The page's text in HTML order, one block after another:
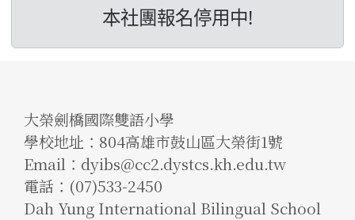
本社團報名停用中!
大榮劍橋國際雙語小學
學校地址：804高雄市鼓山區大榮街1號
Email：dyibs@cc2.dystcs.kh.edu.tw
電話：(07)533-2450
Dah Yung International Bilingual School